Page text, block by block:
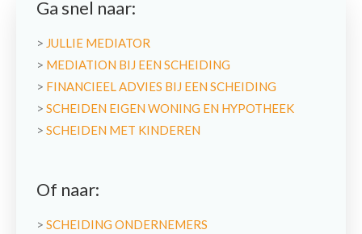
Ga snel naar:
> JULLIE MEDIATOR
> MEDIATION BIJ EEN SCHEIDING
> FINANCIEEL ADVIES BIJ EEN SCHEIDING
> SCHEIDEN EIGEN WONING EN HYPOTHEEK
> SCHEIDEN MET KINDEREN
Of naar:
> SCHEIDING ONDERNEMERS